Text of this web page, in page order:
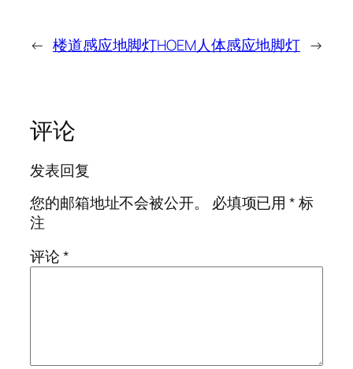
← 楼道感应地脚灯HOEM人体感应地脚灯 →
评论
发表回复
您的邮箱地址不会被公开。
必填项已用*标
注
评论*